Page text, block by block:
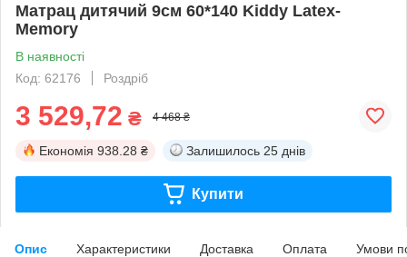
Матрац дитячий 9см 60*140 Kiddy Latex-
Memory
В наявності
Код: 62176
Роздріб
3 529,72 ₴ 4 468 ₴
Економія 938.28 ₴ Залишилось 25 днів
Купити
Опис Характеристики Доставка Оплата Умови